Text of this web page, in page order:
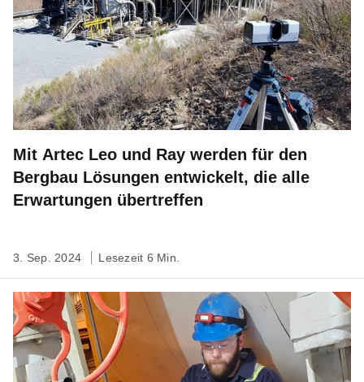
Mit Artec Leo und Ray werden für den
Bergbau Lösungen entwickelt, die alle
Erwartungen übertreffen
3. Sep. 2024 Lesezeit 6 Min.